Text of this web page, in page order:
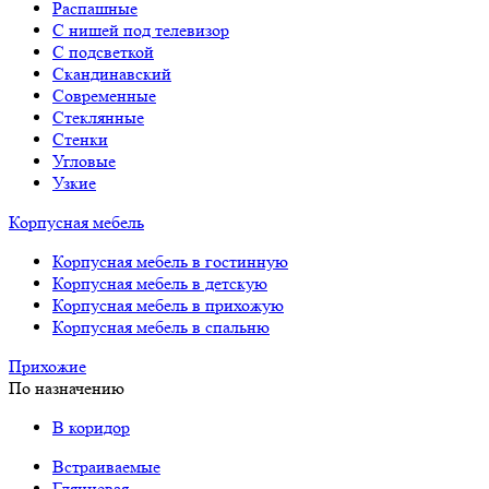
Распашные
С нишей под телевизор
С подсветкой
Скандинавский
Современные
Стеклянные
Стенки
Угловые
Узкие
Корпусная мебель
Корпусная мебель в гостинную
Корпусная мебель в детскую
Корпусная мебель в прихожую
Корпусная мебель в спальню
Прихожие
По назначению
В коридор
Встраиваемые